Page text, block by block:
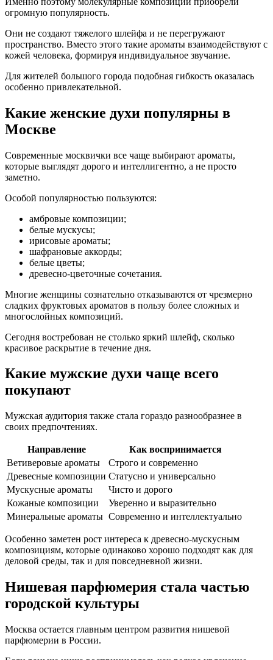
огромную популярность.
Они не создают тяжелого шлейфа и не перегружают
пространство. Вместо этого такие ароматы взаимодействуют с
кожей человека, формируя индивидуальное звучание.
Для жителей большого города подобная гибкость оказалась
особенно привлекательной.
Какие женские духи популярны в
Москве
Современные москвички все чаще выбирают ароматы,
которые выглядят дорого и интеллигентно, а не просто
заметно.
Особой популярностью пользуются:
амбровые композиции;
белые мускусы;
ирисовые ароматы;
шафрановые аккорды;
белые цветы;
древесно-цветочные сочетания.
Многие женщины сознательно отказываются от чрезмерно
сладких фруктовых ароматов в пользу более сложных и
многослойных композиций.
Сегодня востребован не столько яркий шлейф, сколько
красивое раскрытие в течение дня.
Какие мужские духи чаще всего
покупают
Мужская аудитория также стала гораздо разнообразнее в
своих предпочтениях.
Направление
Как воспринимается
Ветиверовые ароматы
Строго и современно
Древесные композиции Статусно и универсально
Мускусные ароматы
Чисто и дорого
Кожаные композиции
Уверенно и выразительно
Минеральные ароматы Современно и интеллектуально
Особенно заметен рост интереса к древесно-мускусным
композициям, которые одинаково хорошо подходят как для
деловой среды, так и для повседневной жизни.
Нишевая парфюмерия стала частью
городской культуры
Москва остается главным центром развития нишевой
парфюмерии в России.